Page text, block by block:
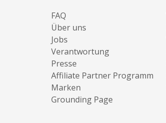
FAQ
Über uns
Jobs
Verantwortung
Presse
Affiliate Partner Programm
Marken
Grounding Page